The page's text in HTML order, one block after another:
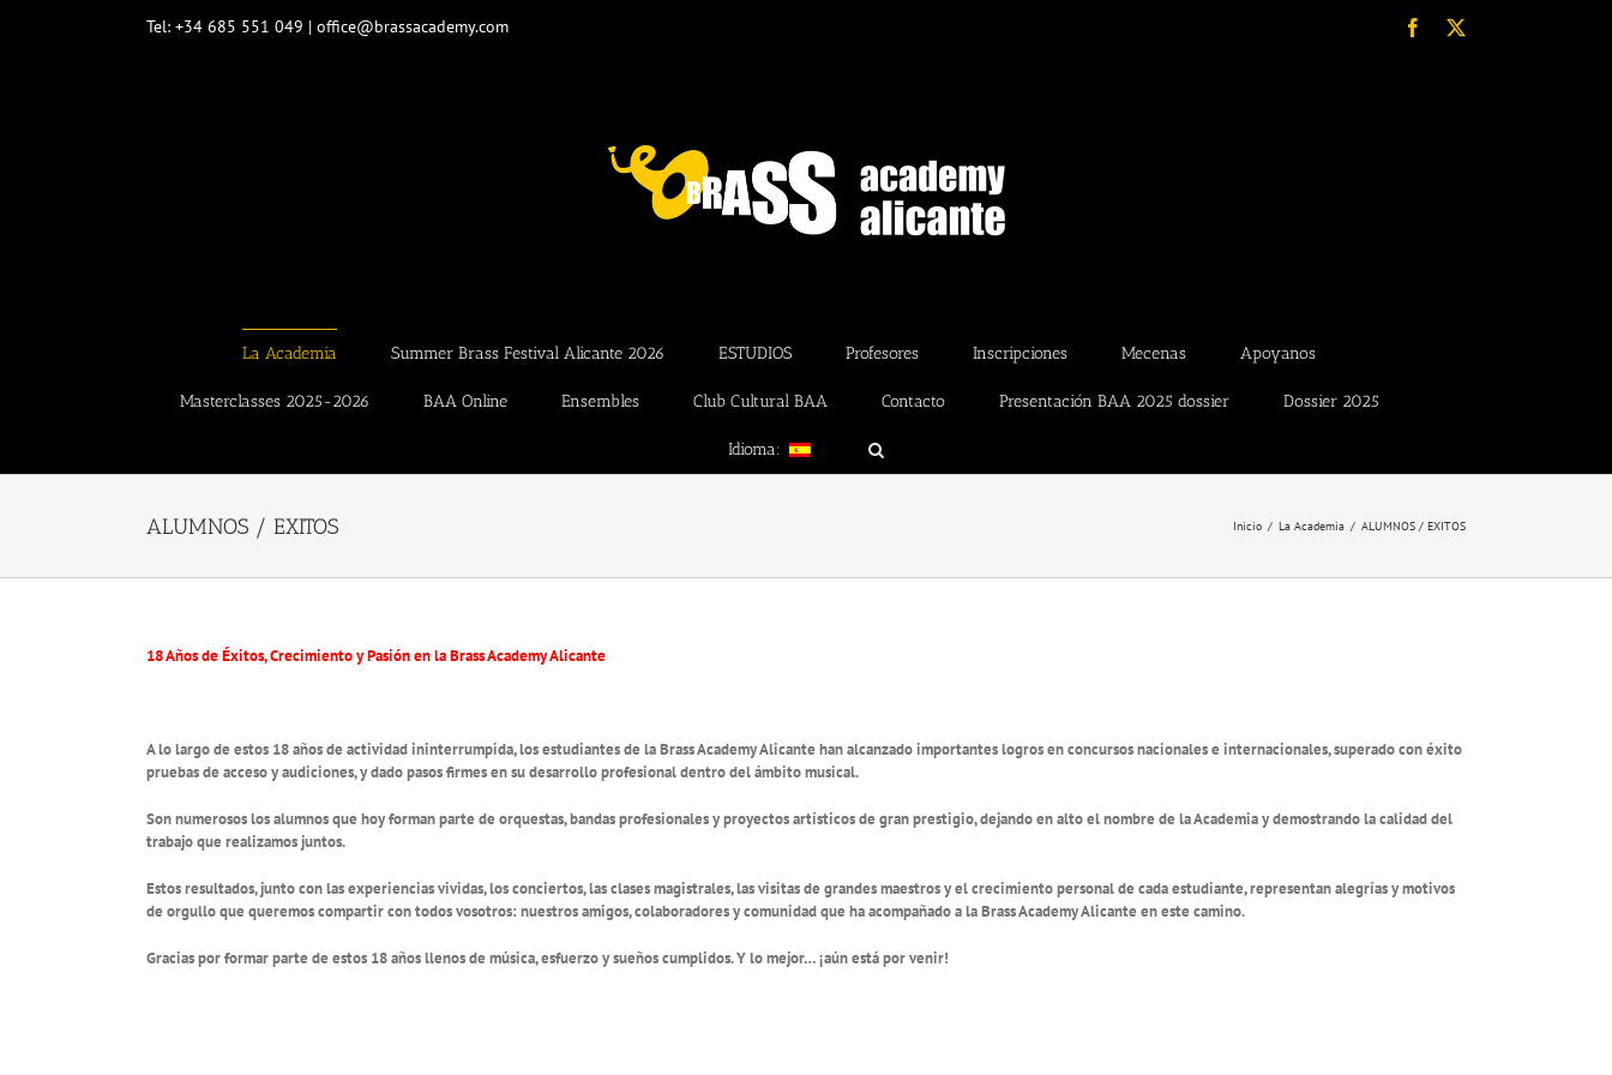
Tel: +34 685 551 049 | office@brassacademy.com Facebook
La Academia Summer Brass Festival Alicante 2026 ESTUDIOS Profesores Inscripciones Mecenas Apoyanos
Masterclasses 2025-2026 BAA Online Ensembles Club Cultural BAA Contacto Presentación BAA 2025 dossier Dossier 2025
Idioma:
ALUMNOS / EXITOS Inicio La Academia ALUMNOS / EXITOS
18 Años de Éxitos, Crecimiento y Pasión en la Brass Academy Alicante
A lo largo de estos 18 años de actividad ininterrumpida, los estudiantes de la Brass Academy Alicante han alcanzado importantes logros en concursos nacionales e internacionales, superado con éxito
pruebas de acceso y audiciones, y dado pasos firmes en su desarrollo profesional dentro del ámbito musical.
Son numerosos los alumnos que hoy forman parte de orquestas, bandas profesionales y proyectos artísticos de gran prestigio, dejando en alto el nombre de la Academia y demostrando la calidad del
trabajo que realizamos juntos.
Estos resultados, junto con las experiencias vividas, los conciertos, las clases magistrales, las visitas de grandes maestros y el crecimiento personal de cada estudiante, representan alegrías y motivos
de orgullo que queremos compartir con todos vosotros: nuestros amigos, colaboradores y comunidad que ha acompañado a la Brass Academy Alicante en este camino.
Gracias por formar parte de estos 18 años llenos de música, esfuerzo y sueños cumplidos. Y lo mejor… ¡aún está por venir!